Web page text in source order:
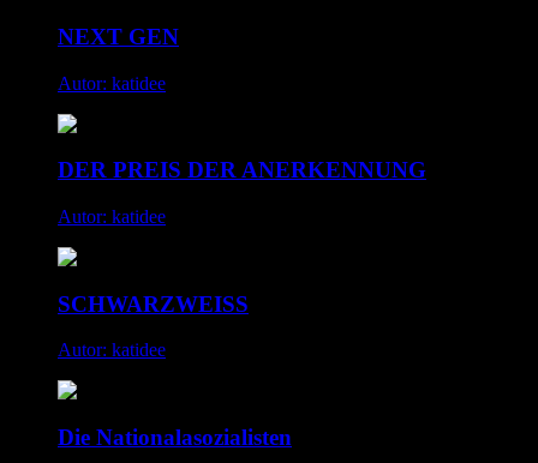
NEXT GEN
Autor: katidee
DER PREIS DER ANERKENNUNG
Autor: katidee
SCHWARZWEISS
Autor: katidee
Die Nationalasozialisten